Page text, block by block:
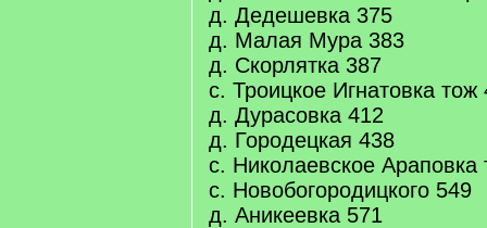
д. Дедешевка 375
д. Малая Мура 383
д. Скорлятка 387
с. Троицкое Игнатовка тож
д. Дурасовка 412
д. Городецкая 438
с. Николаевское Араповка
с. Новобогородицкого 549
д. Аникеевка 571